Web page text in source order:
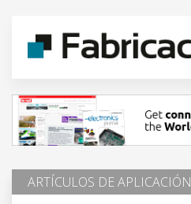
ARTÍCULOS DE APLICACIÓN